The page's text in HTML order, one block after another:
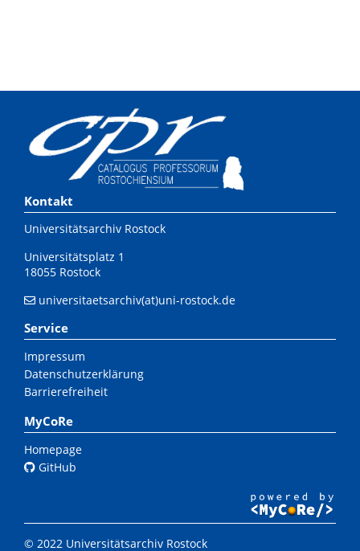
Kontakt
Universitätsarchiv Rostock
Universitätsplatz 1
18055 Rostock
universitaetsarchiv(at)uni-rostock.de
Service
Impressum
Datenschutzerklärung
Barrierefreiheit
MyCoRe
Homepage
GitHub
© 2022 Universitätsarchiv Rostock